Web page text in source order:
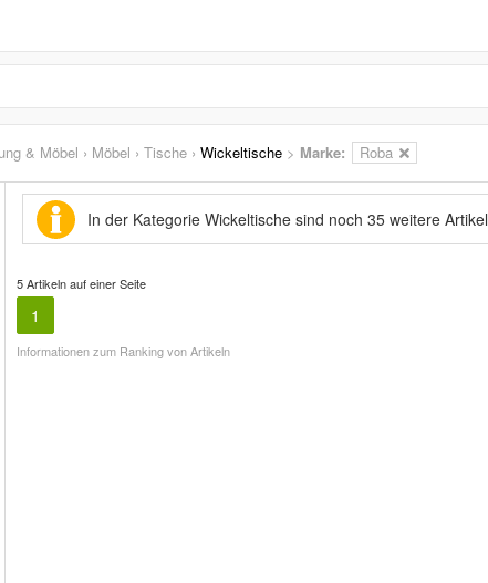
& Möbel › Möbel › Tische › Wickeltische > Marke: Roba
In der Kategorie Wickeltische sind noch 35 weitere Artikel
5 Artikeln auf einer Seite
1
Informationen zum Ranking von Artikeln